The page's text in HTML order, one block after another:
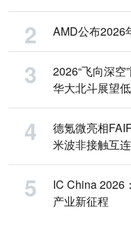
AMD公布2026
2026“飞向深空
华大北斗展望
德氪微亮相
米波非接触互
IC China 2026
产业新征程